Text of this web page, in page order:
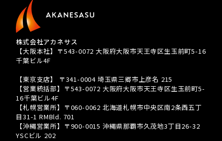
株式会社アカネサス
【大阪本社】〒543-0072 大阪府大阪市天王寺区生玉前町5-16
千葉ビル4F
【東京支店】 〒341-0004 埼玉県三郷市上彦名 215
【営業統括部】〒543-0072 大阪府大阪市天王寺区生玉前町5-
16千葉ビル4F
【札幌営業所】〒060-0062 北海道札幌市中央区南2条西五丁
目31-1 RMBld. 701
【沖縄営業所】〒900-0015 沖縄県那覇市久茂地3丁目26-32
YSCビル 202